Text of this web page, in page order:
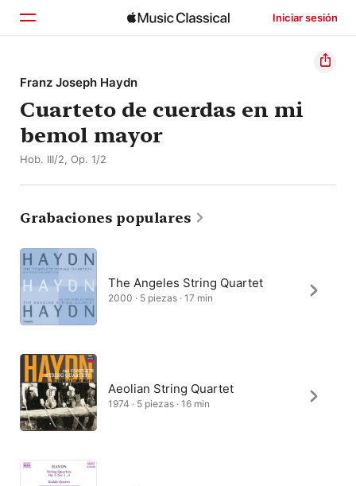
Iniciar sesión
Inicio
Explorar
Buscar
Franz Joseph Haydn
Cuarteto de cuerdas en mi
bemol mayor
Hob. III/2, Op. 1/2
Grabaciones populares
The Angeles String Quartet
2000 · 5 piezas · 17 min
Aeolian String Quartet
1974 · 5 piezas · 16 min